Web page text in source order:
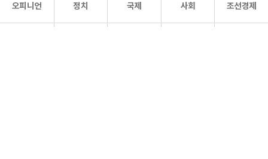
오피니언 정치 국제 사회 조선경제